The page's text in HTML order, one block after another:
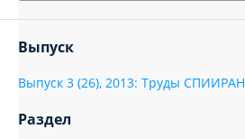
Выпуск
Выпуск 3 (26), 2013: Труды СПИИРАН
Раздел